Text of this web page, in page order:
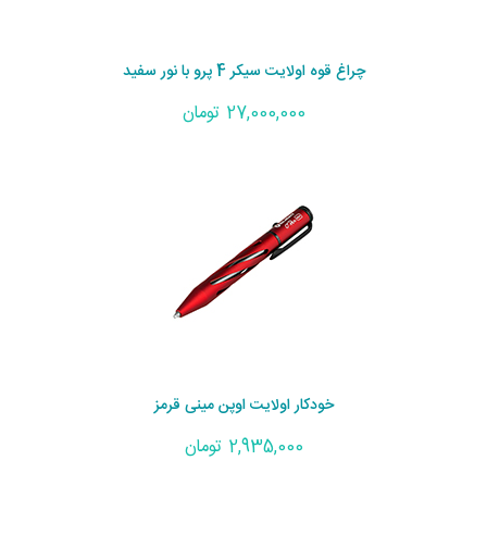
چراغ قوه اولایت سیکر 4 پرو با نور سفید
27,000,000 تومان
خودکار اولایت اوپن مینی قرمز
2,935,000 تومان